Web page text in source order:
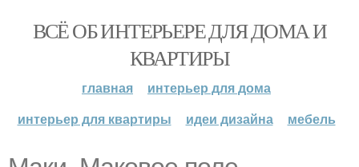
ВСЁ ОБ ИНТЕРЬЕРЕ ДЛЯ ДОМА И
КВАРТИРЫ
главная
интерьер для дома
интерьер для квартиры
идеи дизайна мебель